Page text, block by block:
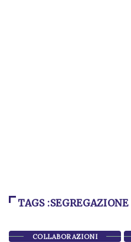
TAGS :SEGREGAZIONE
COLLABORAZIONI